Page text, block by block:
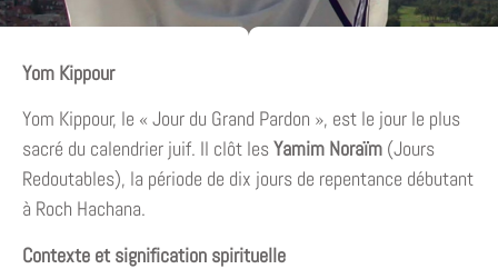
Yom Kippour
Yom Kippour, le « Jour du Grand Pardon », est le jour le plus
sacré du calendrier juif. Il clôt lesYamim Noraïm (Jours
Redoutables), la période de dix jours de repentance débutant
à Roch Hachana.
Contexte et signification spirituelle